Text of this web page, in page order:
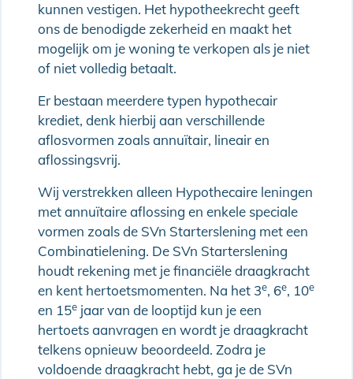
kunnen vestigen. Het hypotheekrecht geeft
ons de benodigde zekerheid en maakt het
mogelijk om je woning te verkopen als je niet
of niet volledig betaalt.
Er bestaan meerdere typen hypothecair
krediet, denk hierbij aan verschillende
aflosvormen zoals annuïtair, lineair en
aflossingsvrij.
Wij verstrekken alleen Hypothecaire leningen
met annuïtaire aflossing en enkele speciale
vormen zoals de SVn Starterslening met een
Combinatielening. De SVn Starterslening
houdt rekening met je financiële draagkracht
en kent hertoetsmomenten. Na het 3e, 6e, 10e
en 15e jaar van de looptijd kun je een
hertoets aanvragen en wordt je draagkracht
telkens opnieuw beoordeeld. Zodra je
voldoende draagkracht hebt, ga je de SVn